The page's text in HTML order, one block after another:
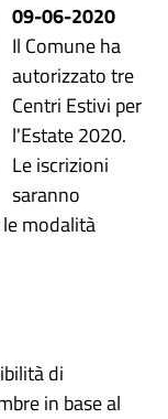
09-06-2020
Il Comune ha
autorizzato tre
Centri Estivi per
l'Estate 2020.
Le iscrizioni
saranno
modalità
di
in base al